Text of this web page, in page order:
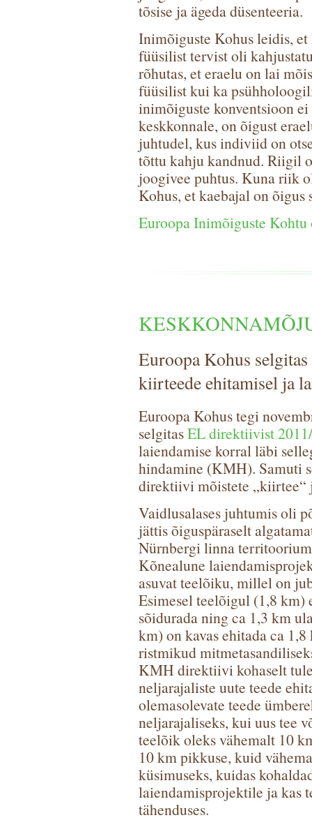
tõsise ja ägeda düsenteeria.
Inimõiguste Kohus leidis,
füüsilist tervist oli
rõhutas, et eraelu on lai
füüsilist kui ka
inimõiguste konventsioon
keskkonnale, on õigust
juhtudel, kus indiviid on
tõttu kahju kandnud. Riigil
joogivee puhtus. Kuna riik
Kohus, et kaebajal on õigus
Euroopa Inimõiguste Kohtu
Euroopa Kohus
kiirteede ehitamisel ja
Euroopa Kohus tegi
selgitasEL direktiivist
laiendamise korral läbi
hindamine (KMH). Samuti
direktiivi mõistete „kiirtee“
Vaidlusalases juhtumis oli
jättis õiguspäraselt
Nürnbergi linna
Kõnealune
asuvat teelõiku, millel on
Esimesel teelõigul (1,8 km)
sõidurada ning ca 1,3 km
km) on kavas ehitada ca
ristmikud
KMH direktiivi kohaselt
neljarajaliste uute teede
olemasolevate teede
neljarajaliseks, kui uus tee
teelõik oleks vähemalt 10
10 km pikkuse, kuid
küsimuseks, kuidas
laiendamisprojektile ja kas
tähenduses.